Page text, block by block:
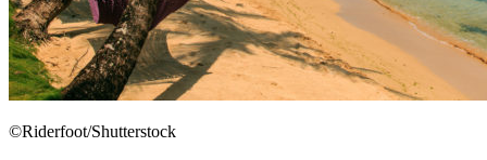
©Riderfoot/Shutterstock